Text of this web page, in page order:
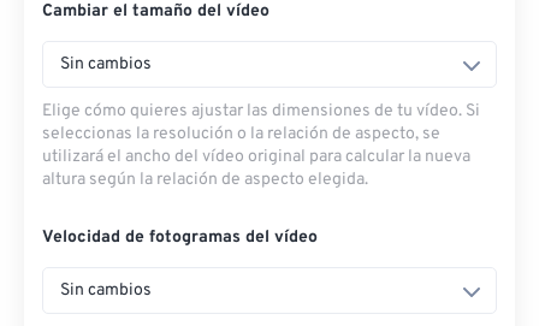
Cambiar el tamaño del vídeo
Sin cambios
Elige cómo quieres ajustar las dimensiones de tu vídeo. Si
seleccionas la resolución o la relación de aspecto, se
utilizará el ancho del vídeo original para calcular la nueva
altura según la relación de aspecto elegida.
Velocidad de fotogramas del vídeo
Sin cambios